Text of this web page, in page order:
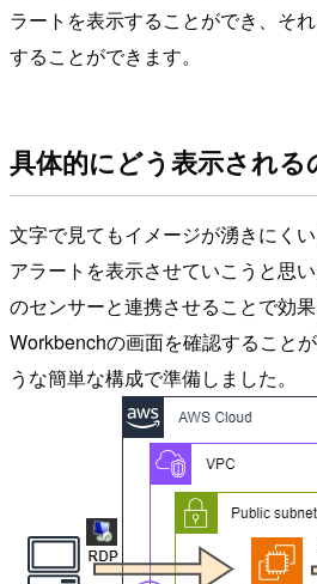
ラートを表示することができ、そ
することができます。
具体的にどう表示される
文字で見てもイメージが湧きにく
アラートを表示させていこうと思
のセンサーと連携させることで効
Workbenchの画面を確認すること
うな簡単な構成で準備しました。